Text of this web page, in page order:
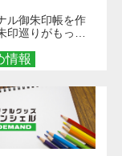
情報
ル御朱印帳を作
印巡りがもっと
ドする魅力と選